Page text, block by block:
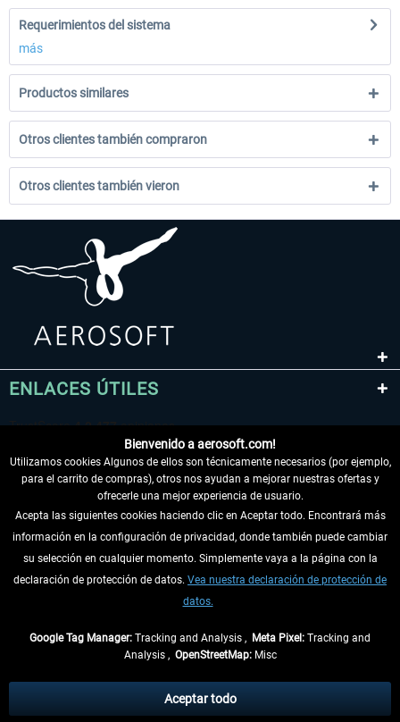
Requerimientos del sistema
más
Productos similares
Otros clientes también compraron
Otros clientes también vieron
ENLACES ÚTILES
DESISTIR DEL CONTRATO
INFORMACIÓN
tasas de recepción si no se describe lo contrario
** De aplicación a envíos dentro de Alemania. Los plazos de envío para los
Bienvenido a aerosoft.com!
Utilizamos cookies Algunos de ellos son técnicamente necesarios (por ejemplo,
para el carrito de compras), otros nos ayudan a mejorar nuestras ofertas y
ofrecerle una mejor experiencia de usuario.
Acepta las siguientes cookies haciendo clic en Aceptar todo. Encontrará más
información en la configuración de privacidad, donde también puede cambiar
su selección en cualquier momento. Simplemente vaya a la página con la
declaración de protección de datos. Vea nuestra declaración de protección de
datos.
Google Tag Manager: Tracking and Analysis , Meta Pixel: Tracking and
Analysis , OpenStreetMap:Misc
Aceptar todo